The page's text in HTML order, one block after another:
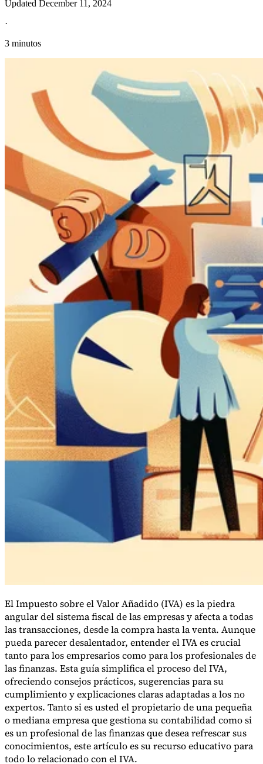
Información fiscal
Guías
Guías fiscales por país
Todas las guíasEuropa Asia-Pacífico
África
VAT para principiantes
Impuestos indirectos 101
Updated December 11, 2024
·
3 minutos
El Impuesto sobre el Valor Añadido (IVA) es la piedra
angular del sistema fiscal de las empresas y afecta a todas
las transacciones, desde la compra hasta la venta. Aunque
pueda parecer desalentador, entender el IVA es crucial
tanto para los empresarios como para los profesionales de
las finanzas. Esta guía simplifica el proceso del IVA,
ofreciendo consejos prácticos, sugerencias para su
cumplimiento y explicaciones claras adaptadas a los no
expertos. Tanto si es usted el propietario de una pequeña
o mediana empresa que gestiona su contabilidad como si
es un profesional de las finanzas que desea refrescar sus
conocimientos, este artículo es su recurso educativo para
todo lo relacionado con el IVA.